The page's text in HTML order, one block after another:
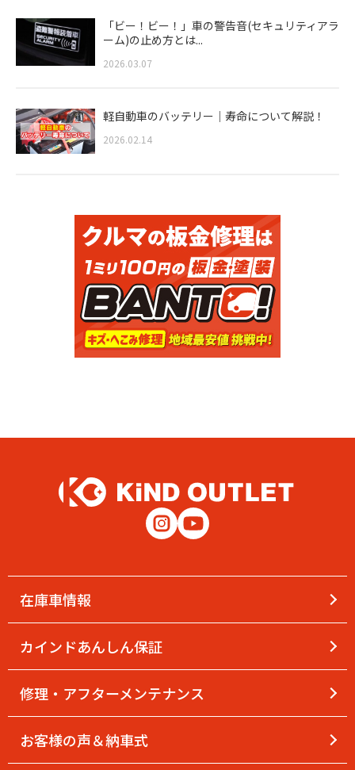
「ビー！ビー！」車の警告音(セキュリティアラ
ーム)の止め方とは...
2026.03.07
軽自動車のバッテリー｜寿命について解説！
2026.02.14
在庫車情報
カインドあんしん保証
修理・アフターメンテナンス
お客様の声＆納車式